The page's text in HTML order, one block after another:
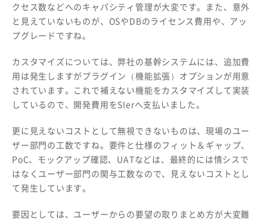
クセス数などへのキャパシティ管理が大変です。また、意外
と見えていないものが、OSやDBのライセンス費用や、アッ
プグレードですね。
カスタマイズについては、弊社の基幹システムには、追加費
用は発生しますがプラグイン（機能拡張）オプションが用意
されています。これで補えない機能をカスタマイズして実装
しているので、開発費用をSIerへ支払いました。
更に見えないコストとして無視できないものは、現場のユー
ザー部門の工数ですね。要件と仕様のフィット＆ギャップ、
PoC、モックアップ確認、UATなどは、最終的には情シスで
はなくユーザー部門の関与工数なので、見えないコストとし
て発生しています。
要因としては、ユーザーからの要望の取りまとめ方が大変難